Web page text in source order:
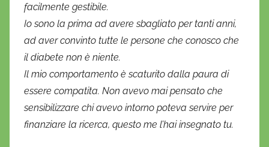
facilmente gestibile.
Io sono la prima ad avere sbagliato per tanti anni,
ad aver convinto tutte le persone che conosco che
il diabete non è niente.
Il mio comportamento è scaturito dalla paura di
essere compatita. Non avevo mai pensato che
sensibilizzare chi avevo intorno poteva servire per
finanziare la ricerca, questo me l’hai insegnato tu.